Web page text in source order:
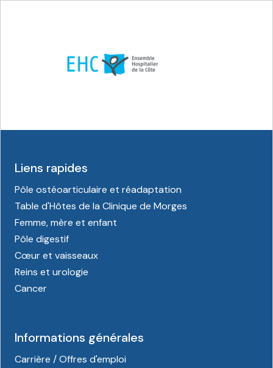
Liens rapides
Pôle ostéoarticulaire et réadaptation
Table d'Hôtes de la Clinique de Morges
Femme, mère et enfant
Pôle digestif
Cœur et vaisseaux
Reins et urologie
Cancer
Informations générales
Carrière / Offres d'emploi